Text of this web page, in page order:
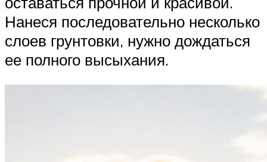
Нанеся последовательно несколько
слоев грунтовки, нужно дождаться
ее полного высыхания.